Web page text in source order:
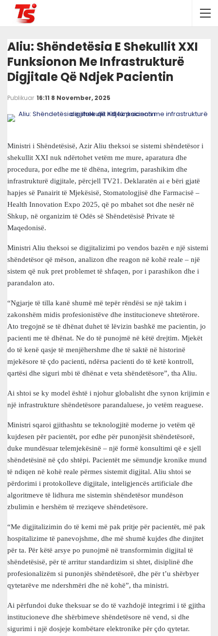
Aliu: Shëndetësia E Shekullit XXI
Funksionon Me Infrastrukturë
Digjitale Që Ndjek Pacientin
Publikuar 16:11 8 November, 2025
Ministri i Shëndetësisë, Azir Aliu theksoi se sistemi shëndetësor i
shekullit XXI nuk ndërtohet vetëm me mure, aparatura dhe
procedura, por edhe me të dhëna, integrim, parashikim dhe
infrastrukturë digjitale, përcjell TV21. Deklaratën ai e bëri gjatë
hapjes së Panairit të Mjekësisë, Stomatologjisë dhe Farmacisë –
Health Innovation Expo 2025, që po mbahet sot dhe nesër në
Shkup, në organizim të Odës së Shëndetësisë Private të
Maqedonisë.
Ministri Aliu theksoi se digjitalizimi po vendos bazën e një sistemi
shëndetësor që mëson, analizon dhe reagon në kohë reale – një
sistem që nuk pret problemet të shfaqen, por i parashikon dhe i
parandalon ato.
“Ngjarje të tilla kanë shumë më tepër rëndësi se një takim i
zakonshëm midis profesionistëve dhe institucioneve shtetërore.
Ato tregojnë se të dhënat duhet të lëvizin bashkë me pacientin, jo
pacienti me të dhënat. Ne do të punojmë në këtë drejtim. Mjekët
do të kenë qasje të menjëhershme dhe të saktë në historinë
mjekësore të çdo pacienti, ndërsa pacienti do të ketë kontroll,
qartësi dhe siguri mbi të dhënat e veta shëndetësore”, tha Aliu.
Ai shtoi se ky model është i njohur globalisht dhe synon krijimin e
një infrastrukture shëndetësore parandaluese, jo vetëm reaguese.
Ministri sqaroi gjithashtu se teknologjitë moderne jo vetëm që
kujdesen për pacientët, por edhe për punonjësit shëndetësorë,
duke mundësuar telemjekësinë – një formë konsultimi që e sjell
shëndetësinë në çdo shtëpi. Pacientët me sëmundje kronike mund
të ndiqen në kohë reale përmes sistemit digjital. Aliu shtoi se
përdorimi i protokolleve digjitale, inteligjencës artificiale dhe
algoritmeve të lidhura me sistemin shëndetësor mundëson
zbulimin e hershëm të rreziqeve shëndetësore.
“Me digjitalizimin do të kemi më pak pritje për pacientët, më pak
hospitalizime të panevojshme, dhe më shumë kujdes dhe dinjitet
për ta. Për këtë arsye po punojmë në transformimin digjital të
shëndetësisë, për të arritur standardizim si shtet, disiplinë dhe
profesionalizëm si punonjës shëndetësorë, dhe për t’u shërbyer
qytetarëve me ndershmëri dhe në kohë”, tha ministri.
Ai përfundoi duke theksuar se do të vazhdojë integrimi i të gjitha
institucioneve dhe shërbimeve shëndetësore në vend, si dhe
sigurimi i një dosjeje kombëtare elektronike për çdo qytetar.